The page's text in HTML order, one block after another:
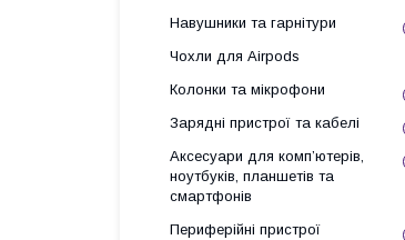
Навушники та гарнітури
Чохли для Airpods
Колонки та мікрофони
Зарядні пристрої та кабелі
Аксесуари для комп’ютерів,
ноутбуків, планшетів та
смартфонів
Периферійні пристрої